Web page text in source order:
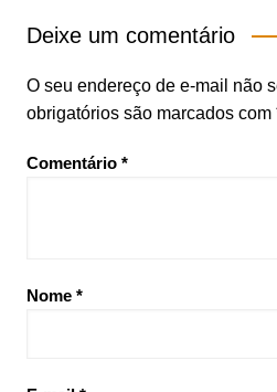
Deixe um comentário
O seu endereço de e-mail não
obrigatórios são marcados com
Comentário *
Nome *